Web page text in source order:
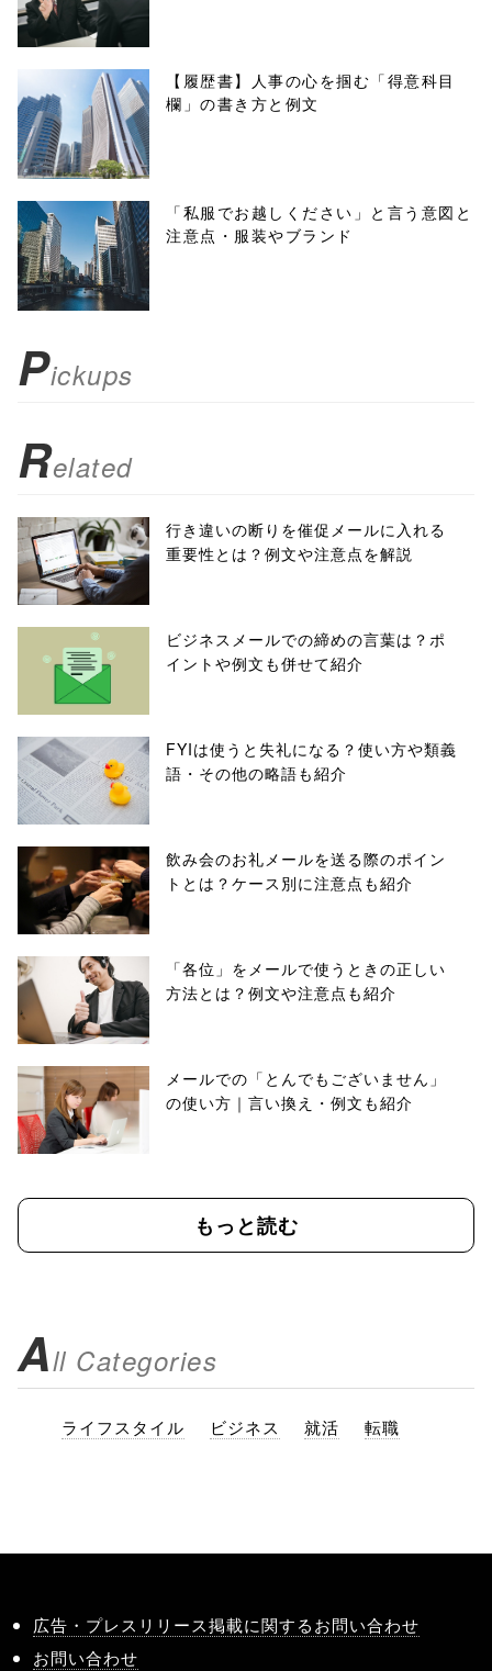
w.open(this.hre
f, 'Gwindow',
'width=550,
height=450,
menubar=no,
toolbar=no,
scrollbars=yes'
false;"> シェア
【履歴書】人事の心を掴む「得意科目
欄」の書き方と例文
「私服でお越しください」と言う意図と
注意点・服装やブランド
Pickups
Related
行き違いの断りを催促メールに入れる
重要性とは？例文や注意点を解説
ビジネスメールでの締めの言葉は？ポ
イントや例文も併せて紹介
FYIは使うと失礼になる？使い方や類義
語・その他の略語も紹介
飲み会のお礼メールを送る際のポイン
トとは？ケース別に注意点も紹介
「各位」をメールで使うときの正しい
方法とは？例文や注意点も紹介
メールでの「とんでもございません」
の使い方｜言い換え・例文も紹介
もっと読む
All Categories
ライフスタイル ビジネス 就活 転職
広告・プレスリリース掲載に関するお問い合わせ
お問い合わせ